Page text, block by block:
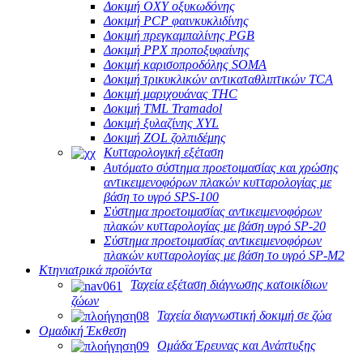
Δοκιμή OXY οξυκωδόνης
Δοκιμή PCP φαινκυκλιδίνης
Δοκιμή πρεγκαμπαλίνης PGB
Δοκιμή PPX προποξυφαίνης
Δοκιμή καρισοπροδόλης SOMA
Δοκιμή τρικυκλικών αντικαταθλιπτικών TCA
Δοκιμή μαριχουάνας THC
Δοκιμή TML Tramadol
Δοκιμή ξυλαζίνης XYL
Δοκιμή ZOL ζολπιδέμης
Κυτταρολογική εξέταση
Αυτόματο σύστημα προετοιμασίας και χρώσης
αντικειμενοφόρων πλακών κυτταρολογίας με
βάση το υγρό SPS-100
Σύστημα προετοιμασίας αντικειμενοφόρων
πλακών κυτταρολογίας με βάση υγρό SP-20
Σύστημα προετοιμασίας αντικειμενοφόρων
πλακών κυτταρολογίας με βάση το υγρό SP-M2
Κτηνιατρικά προϊόντα
Ταχεία εξέταση διάγνωσης κατοικίδιων
ζώων
Ταχεία διαγνωστική δοκιμή σε ζώα
Ομαδική Έκθεση
Ομάδα Έρευνας και Ανάπτυξης